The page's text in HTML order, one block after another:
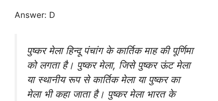
Answer: D
पुष्कर मेला हिन्दू पंचांग के कार्तिक माह की पूर्णिमा
को लगता है। पुष्कर मेला, जिसे पुष्कर ऊंट मेला
या स्थानीय रूप से कार्तिक मेला या पुष्कर का
मेला भी कहा जाता है। पुष्कर मेला भारत के